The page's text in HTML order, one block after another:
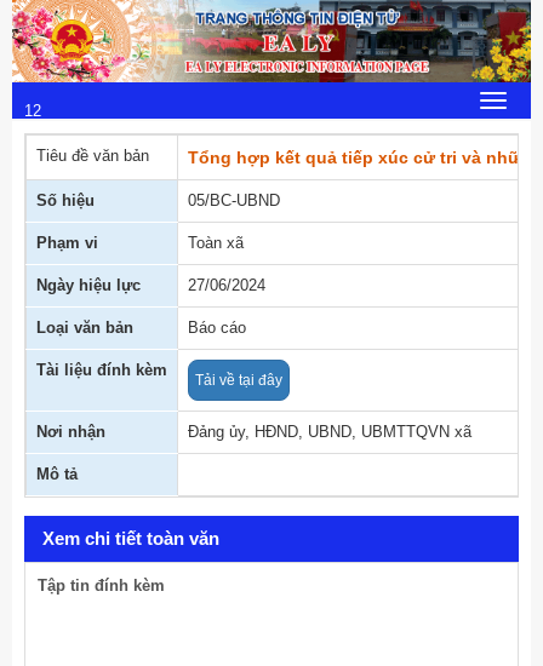
Thứ 5, 6/8/2026
14
:
12
09
Toggle
Tiêu đề văn bản
Tổng hợp kết quả tiếp xúc cử tri và
Số hiệu 05/BC-UBND
Phạm vi Toàn xã
Ngày hiệu lực 27/06/2024
Loại văn bản Báo cáo
Tài liệu đính kèm
Tải về tại đây
Nơi nhận Đảng ủy, HĐND, UBND, UBMTTQVN xã
Mô tả
Xem chi tiết toàn văn
Tập tin đính kèm